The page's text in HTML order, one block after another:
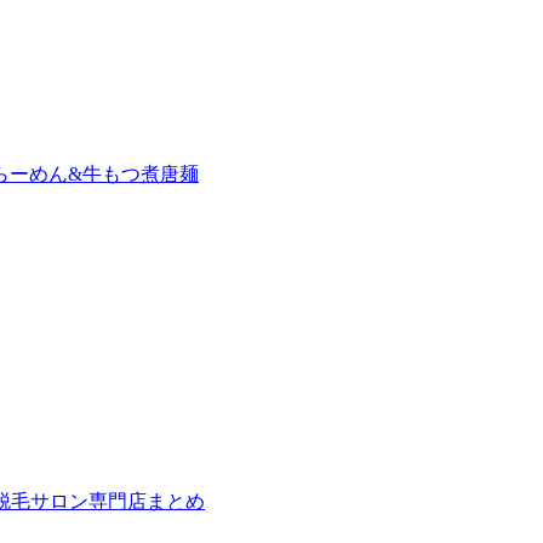
ーめん&牛もつ煮唐麺
毛サロン専門店まとめ